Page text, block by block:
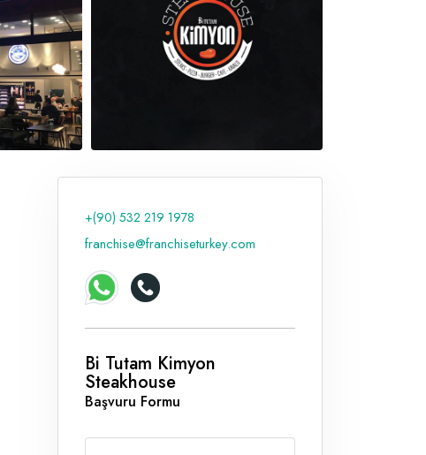
+(90) 532 219 1978
franchise@franchiseturkey.com
Bi Tutam Kimyon
Steakhouse
Başvuru Formu